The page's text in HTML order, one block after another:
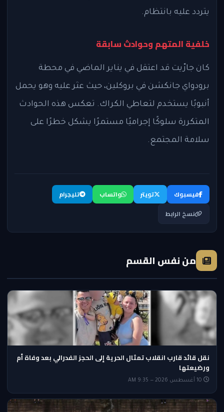
يتردد عليه بانتظام.
خلفية المتهم وحوادث سابقة
كان جارّيت قد اعتقل في يناير الماضي في محطة
برودواي جانكشن في بروكلين، حيث عثر عليه وهو يحمل
أنبوبًا يستخدم لتعاطي الكراك. تعكس هذه الحوادث
المتكررة سلوكًا إجراميًا مستمرًا يشكل خطرًا على
سلامة المجتمع.
فيسبوك تويتر واتساب
تليجرام
نسخ الرابط
من نفس القسم
نقل قائد قارب انقلاب تمثال الحرية إلى الحجز الفدرالي بعد وفاة أم
ورضيعتها